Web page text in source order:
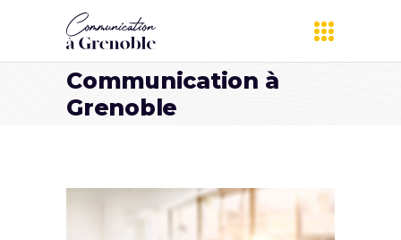
Communication à
Grenoble